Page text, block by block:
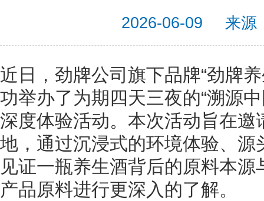
2026-06-09 来源
近日，劲牌公司旗下品牌“劲牌
功举办了为期四天三夜的“溯源
深度体验活动。本次活动旨在邀
地，通过沉浸式的环境体验、
见证一瓶养生酒背后的原料本
产品原料进行更深入的了解。